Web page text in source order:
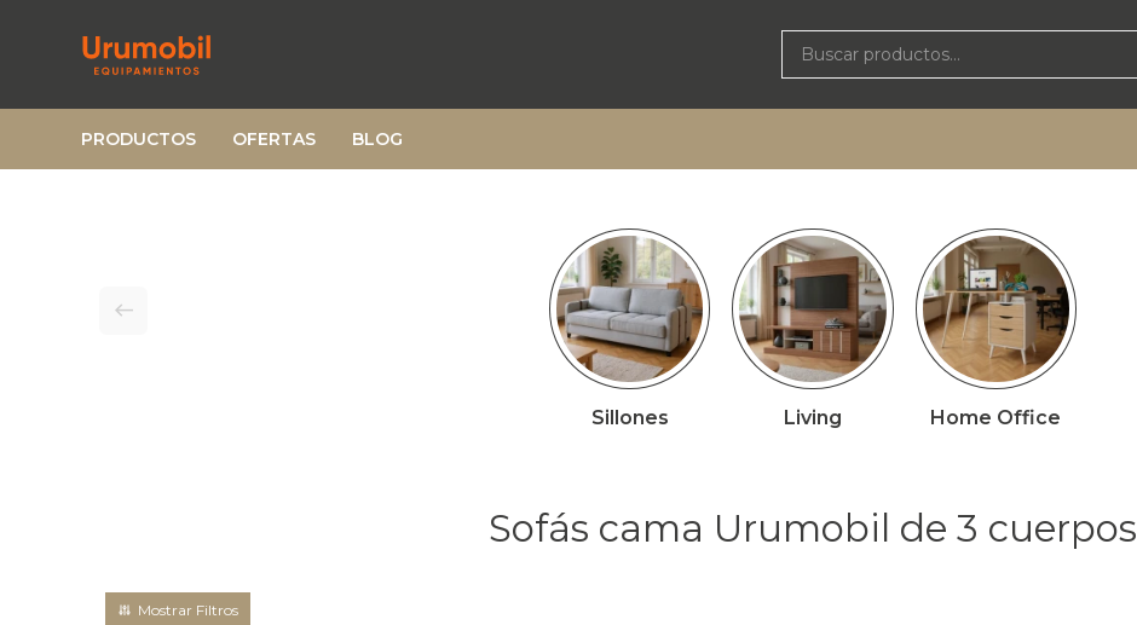
PRODUCTOS OFERTAS BLOG
Sillones Living Home Office
Sofás cama Urumobil de 3 cuerpos